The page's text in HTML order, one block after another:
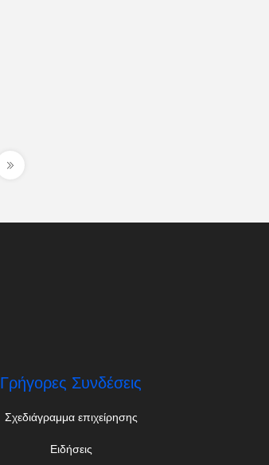
Γρήγορες Συνδέσεις
Σχεδιάγραμμα επιχείρησης
Ειδήσεις